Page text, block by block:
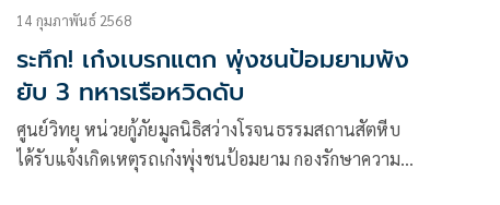
14 กุมภาพันธ์ 2568
ระทึก! เก๋งเบรกแตก พุ่งชนป้อมยามพัง
ยับ 3 ทหารเรือหวิดดับ
ศูนย์วิทยุ หน่วยกู้ภัยมูลนิธิสว่างโรจนธรรมสถานสัตหีบ
ได้รับแจ้งเกิดเหตุรถเก๋งพุ่งชนป้อมยาม กองรักษาความ